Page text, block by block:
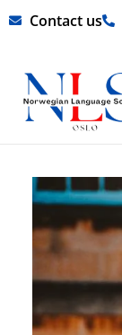
Skip Contact us